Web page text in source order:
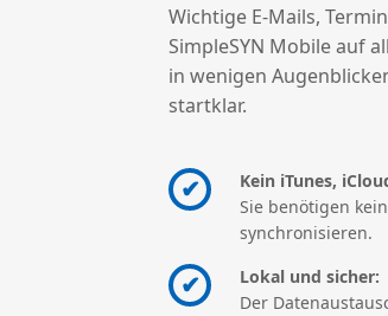
Wichtige E-Mails,
SimpleSYN Mobile auf
in wenigen
startklar.
✔
Kein iTunes,
Sie benötigen
synchronisieren.
✔
Lokal und sicher:
Der